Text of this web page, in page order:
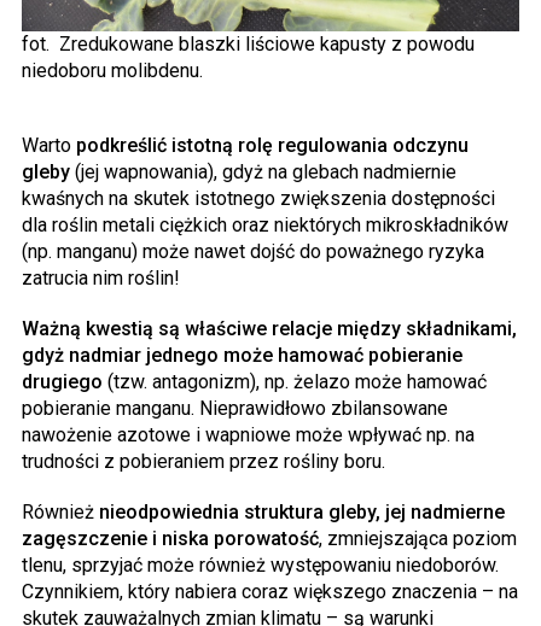
fot. Zredukowane blaszki liściowe kapusty z powodu
niedoboru molibdenu.
Warto podkreślić istotną rolę regulowania odczynu
gleby (jej wapnowania), gdyż na glebach nadmiernie
kwaśnych na skutek istotnego zwiększenia dostępności
dla roślin metali ciężkich oraz niektórych mikroskładników
(np. manganu) może nawet dojść do poważnego ryzyka
zatrucia nim roślin!
Ważną kwestią są właściwe relacje między składnikami,
gdyż nadmiar jednego może hamować pobieranie
drugiego (tzw. antagonizm), np. żelazo może hamować
pobieranie manganu. Nieprawidłowo zbilansowane
nawożenie azotowe i wapniowe może wpływać np. na
trudności z pobieraniem przez rośliny boru.
Również nieodpowiednia struktura gleby, jej nadmierne
zagęszczenie i niska porowatość, zmniejszająca poziom
tlenu, sprzyjać może również występowaniu niedoborów.
Czynnikiem, który nabiera coraz większego znaczenia – na
skutek zauważalnych zmian klimatu – są warunki